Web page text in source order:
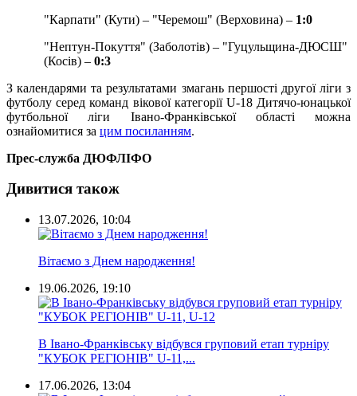
"Карпати" (Кути) – "Черемош" (Верховина) – 1:0
"Нептун-Покуття" (Заболотів) – "Гуцульщина-ДЮСШ"
(Косів) –0:3
З календарями та результатами змагань першості другої ліги з
футболу серед команд вікової категорії U-18 Дитячо-юнацької
футбольної ліги Івано-Франківської області можна
ознайомитися за цим посиланням.
Прес-служба ДЮФЛІФО
Дивитися також
13.07.2026, 10:04
Вітаємо з Днем народження!
19.06.2026, 19:10
В Івано-Франківську відбувся груповий етап турніру
"КУБОК РЕГІОНІВ" U-11,...
17.06.2026, 13:04